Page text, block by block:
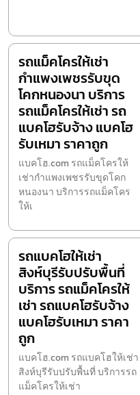
รถแม็คโครให้เช่า
กำแพงเพชรรับขุด
โคกหนองนา บริการ
รถแม็คโครให้เช่า รถ
แบคโฮรับจ้าง แบคโฮ
รับเหมา ราคาถูก
แบคโฮ.com รถแม็คโครให้
เช่ากำแพงเพชรรับขุดโคก
หนองนา บริการรถแม็คโคร
ให้เ
รถแบคโฮให้เช่า
สิงห์บุรีรับปรับพื้นที่
บริการ รถแม็คโครให้
เช่า รถแบคโฮรับจ้าง
แบคโฮรับเหมา ราคา
ถูก
แบคโฮ.com รถแบคโฮให้เช่า
สิงห์บุรีรับปรับพื้นที่ บริการรถ
แม็คโครให้เช่า